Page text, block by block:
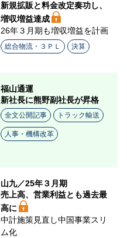
新規拡販と料金改定奏功し、
増収増益達成
26年３月期も増収増益を計画
総合物流・３ＰＬ 決算
福山通運
新社長に熊野副社長が昇格
全文公開記事 トラック輸送
人事・機構改革
山九／25年３月期
売上高、営業利益とも過去最
高に
中計施策見直し中国事業スリ
ム化